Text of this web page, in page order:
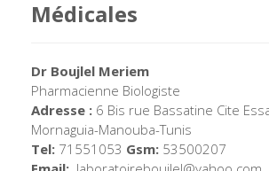
Médicales
Dr Boujlel Meriem
Pharmacienne Biologiste
Adresse : 6 Bis rue Bassatine Cite
Mornaguia-Manouba-Tunis
Tel: 71551053 Gsm: 53500207